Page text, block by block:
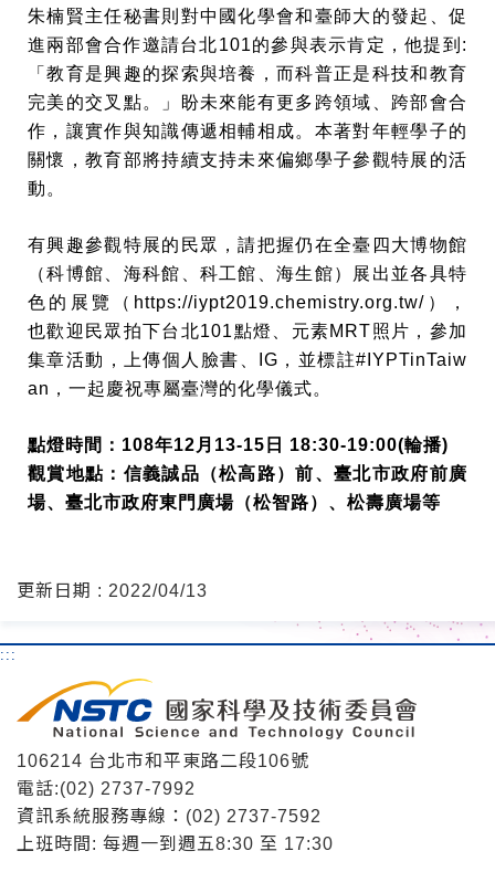
朱楠賢主任秘書則對中國化學會和臺師大的發起、促
進兩部會合作邀請台北101的參與表示肯定，他提到:
「教育是興趣的探索與培養，而科普正是科技和教育
完美的交叉點。」盼未來能有更多跨領域、跨部會合
作，讓實作與知識傳遞相輔相成。本著對年輕學子的
關懷，教育部將持續支持未來偏鄉學子參觀特展的活
動。
有興趣參觀特展的民眾，請把握仍在全臺四大博物館
（科博館、海科館、科工館、海生館）展出並各具特
色的展覽（ https://iypt2019.chemistry.org.tw/ ），
也歡迎民眾拍下台北101點燈、元素MRT照片，參加
集章活動，上傳個人臉書、IG，並標註#IYPTinTaiw
an，一起慶祝專屬臺灣的化學儀式。
點燈時間：108年12月13-15日 18:30-19:00(輪播)
觀賞地點：信義誠品（松高路）前、臺北市政府前廣
場、臺北市政府東門廣場（松智路）、松壽廣場等
更新日期 : 2022/04/13
:::
106214 台北市和平東路二段106號
電話:(02) 2737-7992
資訊系統服務專線：(02) 2737-7592
上班時間: 每週一到週五8:30 至 17:30